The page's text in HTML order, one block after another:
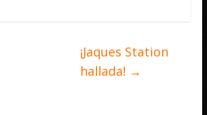
¡Jaques Station
hallada! →